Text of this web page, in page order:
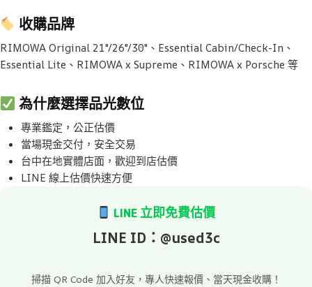
收購品牌
RIMOWA Original 21″/26″/30″、Essential Cabin/Check-In、
Essential Lite、RIMOWA x Supreme、RIMOWA x Porsche 等
為什麼選擇品光數位
專業鑑定，公正估價
當場現金交付，安全交易
台中在地實體店面，歡迎到店估價
LINE 線上估價快速方便
LINE 立即免費估價
LINE ID：@used3c
掃描 QR Code 加入好友，專人快速報價、當天現金收購！